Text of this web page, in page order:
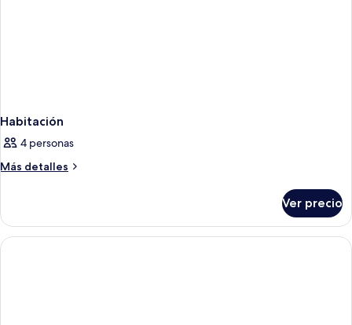
Habitación
4 personas
Más detalles
Más
Ver precio